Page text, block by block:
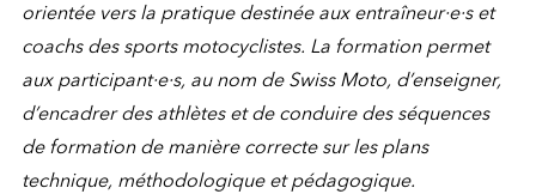
orientée vers la pratique destinée aux entraîneur·e·s et
coachs des sports motocyclistes. La formation permet
aux participant·e·s, au nom de Swiss Moto, d’enseigner,
d’encadrer des athlètes et de conduire des séquences
de formation de manière correcte sur les plans
technique, méthodologique et pédagogique.